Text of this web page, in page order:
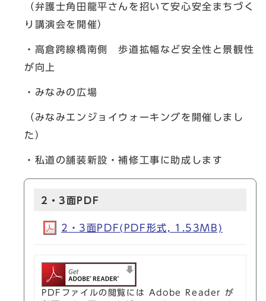
（弁護士角田龍平さんを招いて安心安全まちづく
り講演会を開催）
・高倉跨線橋南側 歩道拡幅など安全性と景観性
が向上
・みなみの広場
（みなみエンジョイウォーキングを開催しまし
た）
・私道の舗装新設・補修工事に助成します
2・3面PDF
2・3面PDF(PDF形式, 1.53MB)
PDFファイルの閲覧には Adobe Reader が